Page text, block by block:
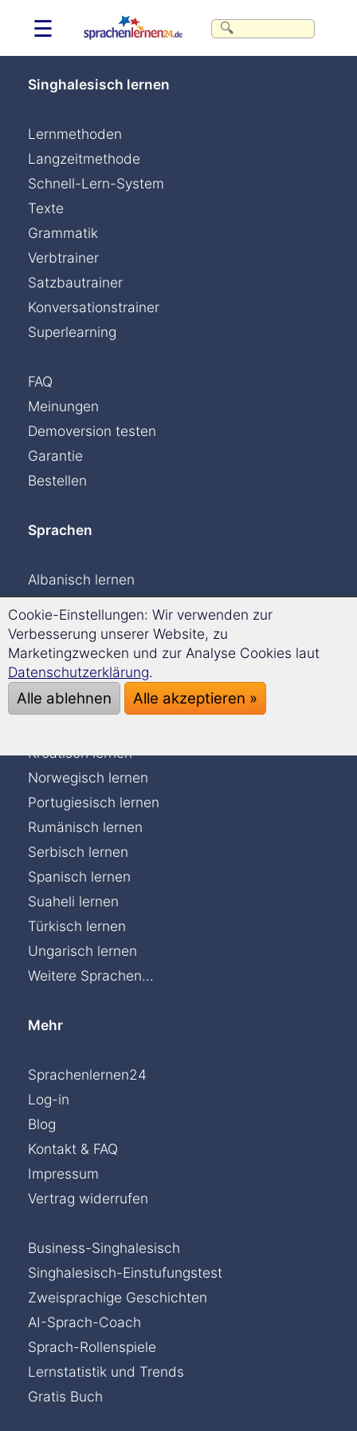
☰
Singhalesisch lernen
Lernmethoden
Langzeitmethode
Schnell-Lern-System
Texte
Grammatik
Verbtrainer
Satzbautrainer
Konversationstrainer
Superlearning
FAQ
Meinungen
Demoversion testen
Garantie
Bestellen
Sprachen
Albanisch lernen
Englisch lernen
Finnisch lernen
Französisch lernen
Griechisch lernen
Kroatisch lernen
Norwegisch lernen
Portugiesisch lernen
Rumänisch lernen
Serbisch lernen
Spanisch lernen
Suaheli lernen
Türkisch lernen
Ungarisch lernen
Weitere Sprachen...
Mehr
Sprachenlernen24
Log-in
Blog
Kontakt & FAQ
Impressum
Vertrag widerrufen
Business-Singhalesisch
Singhalesisch-Einstufungstest
Zweisprachige Geschichten
AI-Sprach-Coach
Sprach-Rollenspiele
Lernstatistik und Trends
Gratis Buch
Cookie-Einstellungen: Wir verwenden zur
Verbesserung unserer Website, zu
Marketingzwecken und zur Analyse Cookies laut
Datenschutzerklärung.
Alle ablehnen Alle akzeptieren »